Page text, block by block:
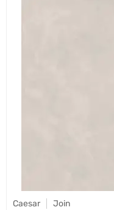
Caesar Join